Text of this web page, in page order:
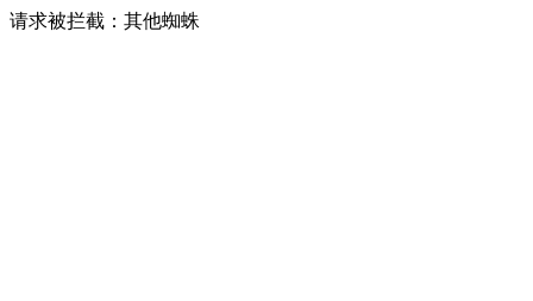
请求被拦截：其他蜘蛛